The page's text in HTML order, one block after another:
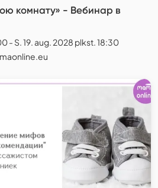
комнату» - Вебинар в
- S. 19. aug. 2028 plkst. 18:30